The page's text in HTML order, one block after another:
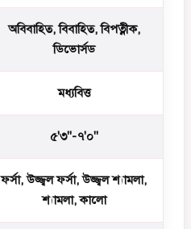
অবিবাহিত, বিবাহিত, বিপত্নীক,
ডিভোর্সড
মধ্যবিত্ত
৫'৩''-৭'০''
ফর্সা, উজ্জ্বল ফর্সা, উজ্জ্বল শ্যামলা,
শ্যামলা, কালো